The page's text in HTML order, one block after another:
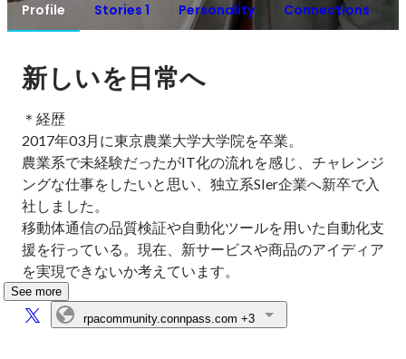
Profile Stories 1 Personality Connections
新しいを日常へ
＊経歴
2017年03月に東京農業大学大学院を卒業。
農業系で未経験だったがIT化の流れを感じ、チャレンジ
ングな仕事をしたいと思い、独立系SIer企業へ新卒で入
社しました。
移動体通信の品質検証や自動化ツールを用いた自動化支
援を行っている。現在、新サービスや商品のアイディア
を実現できないか考えています。
See more
rpacommunity.connpass.com +3